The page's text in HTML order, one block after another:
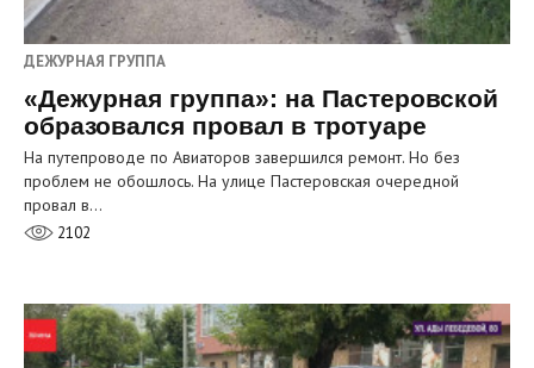
ДЕЖУРНАЯ ГРУППА
«Дежурная группа»: на Пастеровской
образовался провал в тротуаре
На путепроводе по Авиаторов завершился ремонт. Но без
проблем не обошлось. На улице Пастеровская очередной
провал в…
2102